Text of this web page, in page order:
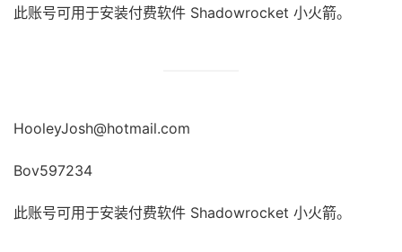
此账号可用于安装付费软件 Shadowrocket 小火箭。
HooleyJosh@hotmail.com
Bov597234
此账号可用于安装付费软件 Shadowrocket 小火箭。